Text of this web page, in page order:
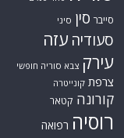
סייבר סין סיני
סעודיה עזה
עירק צבא סוריה חופשי
צרפת קונייטרה
קורונה קטאר
רוסיה רפואה